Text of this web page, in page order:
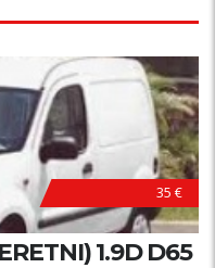
35 €
1.9D D65